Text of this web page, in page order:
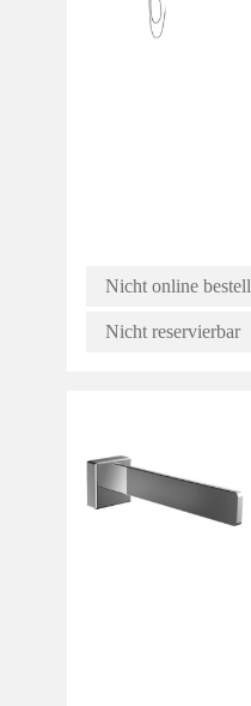
Nicht online
Nicht reservierbar